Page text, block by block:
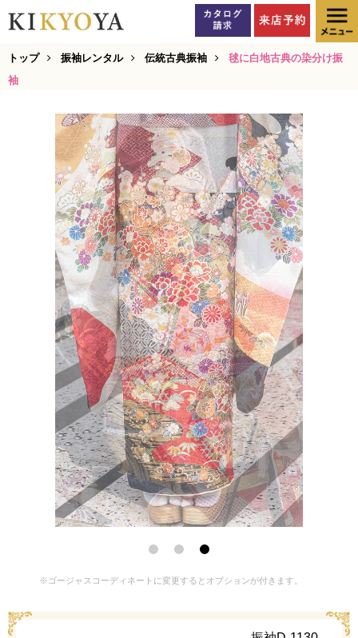
トップ 振袖レンタル 伝統古典振袖
毬に白地古典の染分け振
袖
※ゴージャスコーディネートに変更するとオプションが付きます。